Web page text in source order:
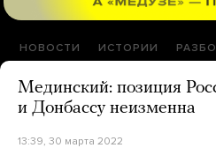
НОВОСТИ ИСТОРИИ
Мединский: позиция
и Донбассу неизменна
13:39, 30 марта 2022